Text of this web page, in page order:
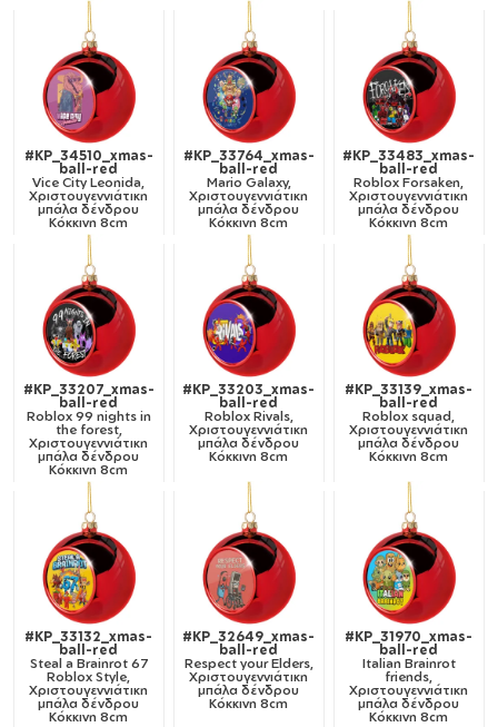
#KP_34510_xmas-
ball-red
Vice City Leonida,
Χριστουγεννιάτικη
μπάλα δένδρου
Κόκκινη 8cm
#KP_33764_xmas-
ball-red
Mario Galaxy,
Χριστουγεννιάτικη
μπάλα δένδρου
Κόκκινη 8cm
#KP_33483_xmas-
ball-red
Roblox Forsaken,
Χριστουγεννιάτικη
μπάλα δένδρου
Κόκκινη 8cm
#KP_33207_xmas-
ball-red
Roblox 99 nights in
the forest,
Χριστουγεννιάτικη
μπάλα δένδρου
Κόκκινη 8cm
#KP_33203_xmas-
ball-red
Roblox Rivals,
Χριστουγεννιάτικη
μπάλα δένδρου
Κόκκινη 8cm
#KP_33139_xmas-
ball-red
Roblox squad,
Χριστουγεννιάτικη
μπάλα δένδρου
Κόκκινη 8cm
#KP_33132_xmas-
ball-red
Steal a Brainrot 67
Roblox Style,
Χριστουγεννιάτικη
μπάλα δένδρου
Κόκκινη 8cm
#KP_32649_xmas-
ball-red
Respect your Elders,
Χριστουγεννιάτικη
μπάλα δένδρου
Κόκκινη 8cm
#KP_31970_xmas-
ball-red
Italian Brainrot
friends,
Χριστουγεννιάτικη
μπάλα δένδρου
Κόκκινη 8cm